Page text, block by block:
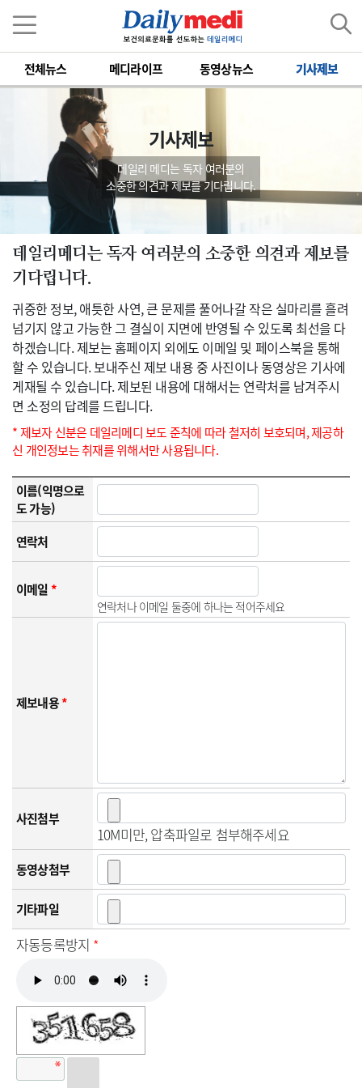
전체뉴스 메디라이프 동영상뉴스 기사제보
기사제보
데일리 메디는 독자 여러분의
소중한 의견과 제보를 기다립니다.
데일리메디는 독자 여러분의 소중한 의견과 제보를
기다립니다.
귀중한 정보, 애틋한 사연, 큰 문제를 풀어나갈 작은 실마리를 흘려
넘기지 않고 가능한 그 결실이 지면에 반영될 수 있도록 최선을 다
하겠습니다. 제보는 홈페이지 외에도 이메일 및 페이스북을 통해
할 수 있습니다. 보내주신 제보 내용 중 사진이나 동영상은 기사에
게재될 수 있습니다. 제보된 내용에 대해서는 연락처를 남겨주시
면 소정의 답례를 드립니다.
* 제보자 신분은 데일리메디 보도 준칙에 따라 철저히 보호되며, 제공하
신 개인정보는 취재를 위해서만 사용됩니다.
이름(익명으로
도 가능)
연락처
이메일*
연락처나 이메일 둘중에 하나는 적어주세요
제보내용*
사진첨부
10M미만, 압축파일로 첨부해주세요
동영상첨부
기타파일
자동등록방지 *